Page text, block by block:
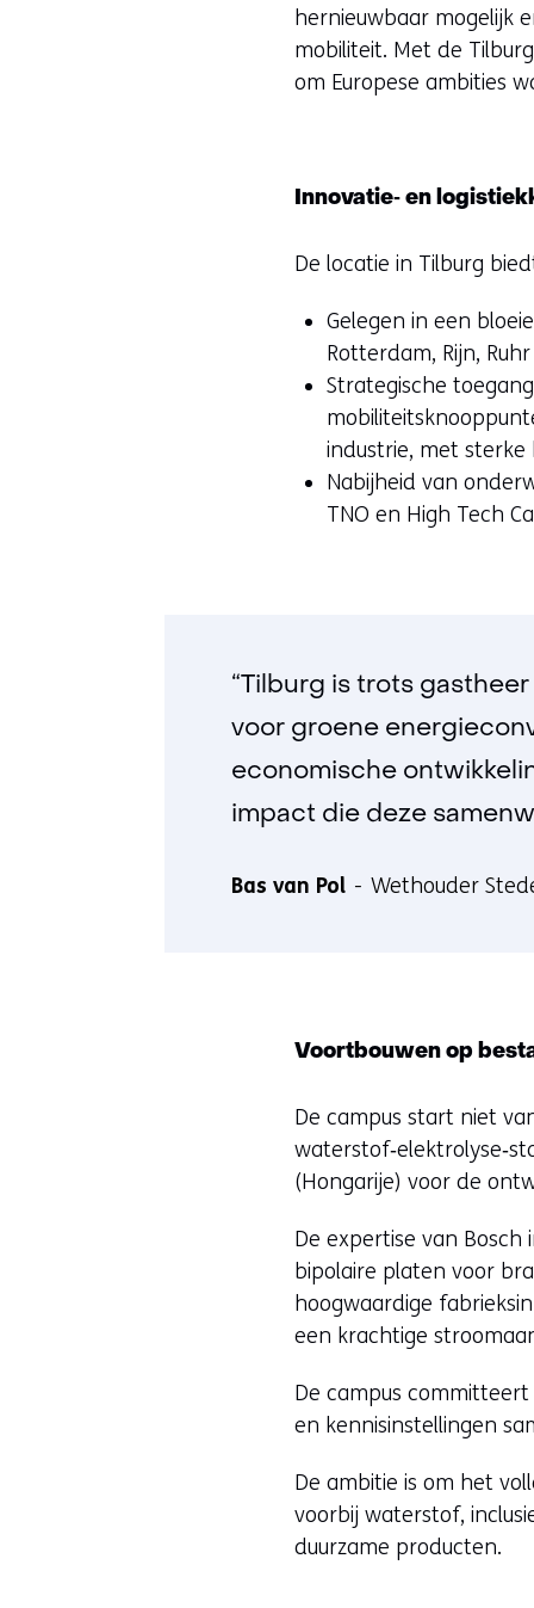
hernieuwbaar mogelijk
mobiliteit. Met de
om Europese ambities
Innovatie‑ en
De locatie in Tilburg
Gelegen in een
Rotterdam, Rijn,
Strategische
industrie, met sterke
Nabijheid van
TNO en High Tech
“Tilburg is trots
voor groene
economische
impact die deze
Bas van Pol Wethouder
Voortbouwen op
De campus start niet
(Hongarije) voor de
De expertise van
bipolaire platen voor
hoogwaardige
een krachtige
De campus
en kennisinstellingen
De ambitie is om het
voorbij waterstof,
duurzame producten.